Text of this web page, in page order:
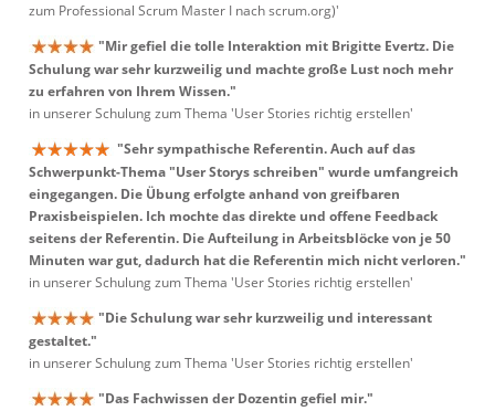
zum Professional Scrum Master I nach scrum.org)'
"Mir gefiel die tolle Interaktion mit Brigitte Evertz. Die
Schulung war sehr kurzweilig und machte große Lust noch mehr
zu erfahren von Ihrem Wissen."
in unserer Schulung zum Thema 'User Stories richtig erstellen'
"Sehr sympathische Referentin. Auch auf das
Schwerpunkt-Thema "User Storys schreiben" wurde umfangreich
eingegangen. Die Übung erfolgte anhand von greifbaren
Praxisbeispielen. Ich mochte das direkte und offene Feedback
seitens der Referentin. Die Aufteilung in Arbeitsblöcke von je 50
Minuten war gut, dadurch hat die Referentin mich nicht verloren."
in unserer Schulung zum Thema 'User Stories richtig erstellen'
"Die Schulung war sehr kurzweilig und interessant
gestaltet."
in unserer Schulung zum Thema 'User Stories richtig erstellen'
"Das Fachwissen der Dozentin gefiel mir."